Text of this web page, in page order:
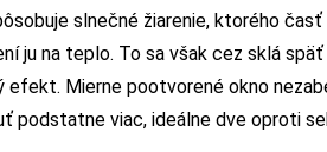
slnečné žiarenie, ktorého
ju na teplo. To sa však cez sklá
efekt. Mierne pootvorené okno
podstatne viac, ideálne dve oproti